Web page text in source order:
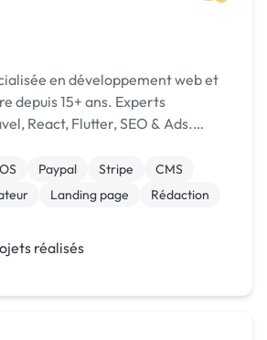
en développement web et
15+ ans. Experts
React, Flutter, SEO & Ads.
Paypal Stripe
CMS
Landing page
Rédaction
réalisés